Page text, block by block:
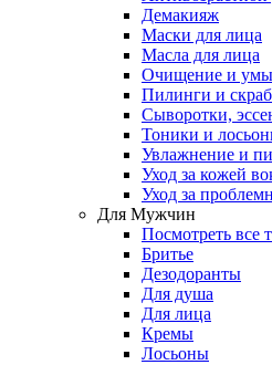
Демакияж
Маски для лица
Масла для лица
Очищение и
Пилинги и
Сыворотки,
Тоники и
Увлажнение и
Уход за кожей
Уход за
Для Мужчин
Посмотреть все
Бритье
Дезодоранты
Для душа
Для лица
Кремы
Лосьоны